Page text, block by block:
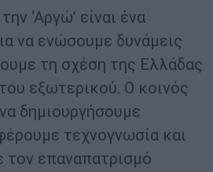
‘Αργώ’ είναι ένα
να ενώσουμε δυνάμεις
τη σχέση της Ελλάδας
εξωτερικού. Ο κοινός
δημιουργήσουμε
τεχνογνωσία και
τον επαναπατρισμό